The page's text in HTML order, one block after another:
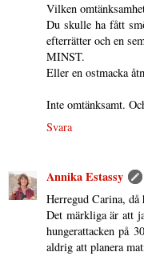
Vilken
Du skulle ha fått
efterrätter och en
MINST.
Eller en ostmacka
Inte omtänksamt.
Svara
Annika Estassy
Herregud Carina, då
Det märkliga är att
hungerattacken på
aldrig att planera